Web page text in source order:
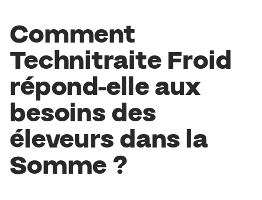
Comment
Technitraite Froid
répond-elle aux
besoins des
éleveurs dans la
Somme ?